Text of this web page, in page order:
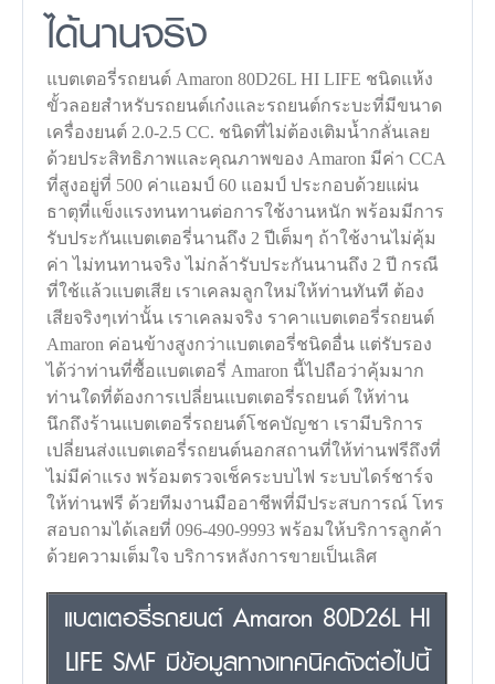
ได้นานจริง
แบตเตอรี่รถยนต์ Amaron 80D26L HI LIFE ชนิดแห้ง
ขั้วลอยสำหรับรถยนต์เก๋งและรถยนต์กระบะที่มีขนาด
เครื่องยนต์ 2.0-2.5 CC. ชนิดที่ไม่ต้องเติมน้ำกลั่นเลย
ด้วยประสิทธิภาพและคุณภาพของ Amaron มีค่า CCA
ที่สูงอยู่ที่ 500 ค่าแอมป์ 60 แอมป์ ประกอบด้วยแผ่น
ธาตุที่แข็งแรงทนทานต่อการใช้งานหนัก พร้อมมีการ
รับประกันแบตเตอรี่นานถึง 2 ปีเต็มๆ ถ้าใช้งานไม่คุ้ม
ค่า ไม่ทนทานจริง ไม่กล้ารับประกันนานถึง 2 ปี กรณี
ที่ใช้แล้วแบตเสีย เราเคลมลูกใหม่ให้ท่านทันที ต้อง
เสียจริงๆเท่านั้น เราเคลมจริง ราคาแบตเตอรี่รถยนต์
Amaron ค่อนข้างสูงกว่าแบตเตอรี่ชนิดอื่น แต่รับรอง
ได้ว่าท่านที่ซื้อแบตเตอรี่ Amaron นี้ไปถือว่าคุ้มมาก
ท่านใดที่ต้องการเปลี่ยนแบตเตอรี่รถยนต์ ให้ท่าน
นึกถึงร้านแบตเตอรี่รถยนต์โชคบัญชา เรามีบริการ
เปลี่ยนส่งแบตเตอรี่รถยนต์นอกสถานที่ให้ท่านฟรีถึงที่
ไม่มีค่าแรง พร้อมตรวจเช็คระบบไฟ ระบบไดร์ชาร์จ
ให้ท่านฟรี ด้วยทีมงานมืออาชีพที่มีประสบการณ์ โทร
สอบถามได้เลยที่ 096-490-9993 พร้อมให้บริการลูกค้า
ด้วยความเต็มใจ บริการหลังการขายเป็นเลิศ
แบตเตอรี่รถยนต์ Amaron 80D26L HI
LIFE SMF มีข้อมูลทางเทคนิคดังต่อไปนี้